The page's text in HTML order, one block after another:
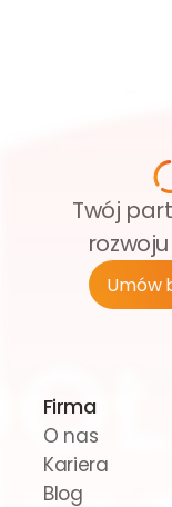
Twój
Umów
Firma
O nas
Kariera
Blog